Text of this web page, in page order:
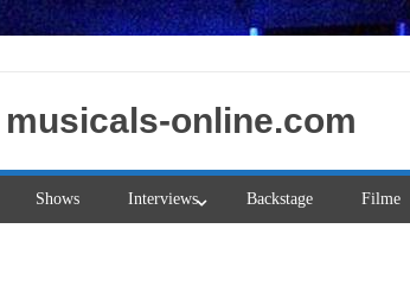
online.com
Shows Interviews Backstage Filme